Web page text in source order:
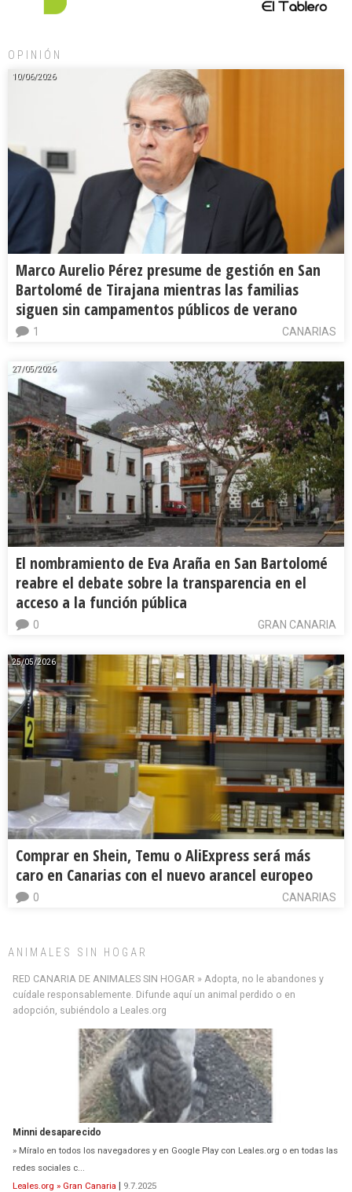
OPINIÓN
10/06/2026
Marco Aurelio Pérez presume de gestión en San
Bartolomé de Tirajana mientras las familias
siguen sin campamentos públicos de verano
CANARIAS
1
27/05/2026
El nombramiento de Eva Araña en San Bartolomé
reabre el debate sobre la transparencia en el
acceso a la función pública
GRAN CANARIA
0
25/05/2026
Comprar en Shein, Temu o AliExpress será más
caro en Canarias con el nuevo arancel europeo
CANARIAS
0
ANIMALES SIN HOGAR
RED CANARIA DE ANIMALES SIN HOGAR » Adopta, no le abandones y
cuídale responsablemente. Difunde aquí un animal perdido o en
adopción, subiéndolo a Leales.org
Minni desaparecido
» Míralo en todos los navegadores y en Google Play con Leales.org o en todas las
redes sociales c...
Leales.org » Gran Canaria | 9.7.2025